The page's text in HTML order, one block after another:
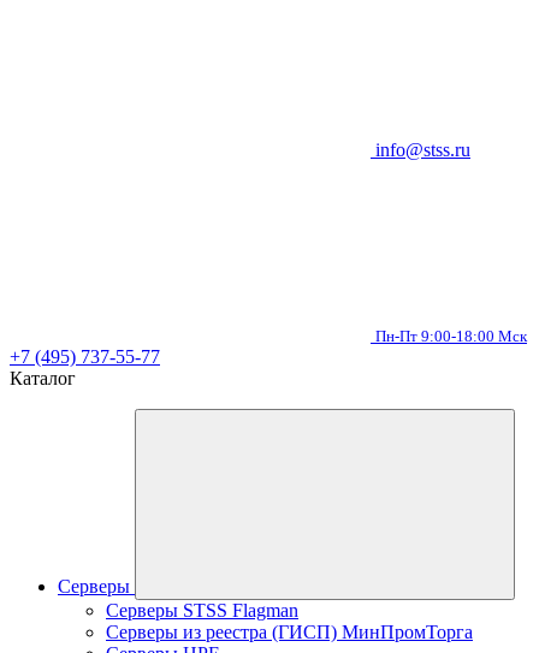
info@stss.ru
Пн-Пт 9:00-18:00 Мск
+7 (495) 737-55-77
Каталог
Серверы
Серверы STSS Flagman
Серверы из реестра (ГИСП) МинПромТорга